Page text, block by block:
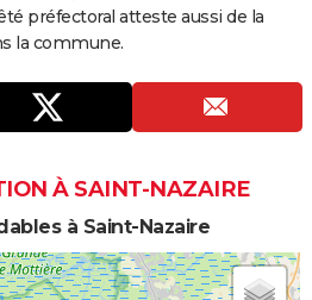
préfectoral atteste aussi de la
la commune.
À SAINT-NAZAIRE
à Saint-Nazaire